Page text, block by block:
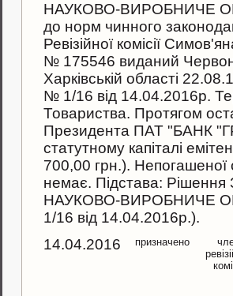
НАУКОВО-ВИРОБНИЧЕ
до норм чинного
Ревізійної комісії
№ 175546 виданий
Харківській області
№ 1/16 вiд 14.04.2016р.
Товариства. Протягом
Президента ПАТ "БАНК
статутному капiталi
700,00 грн.).
немає. Пiдстава: Рiшення
НАУКОВО-ВИРОБНИЧЕ
1/16 вiд 14.04.2016р.).
14.04.2016
призначено